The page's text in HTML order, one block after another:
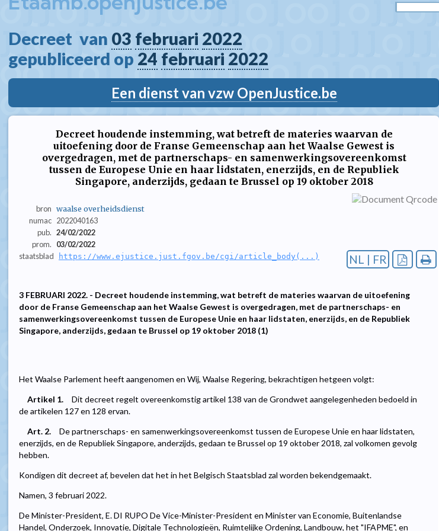
Decreet  van 03 februari 2022
gepubliceerd op 24 februari 2022
Een dienst van vzw OpenJustice.be
Decreet houdende instemming, wat betreft de materies waarvan de
uitoefening door de Franse Gemeenschap aan het Waalse Gewest is
overgedragen, met de partnerschaps- en samenwerkingsovereenkomst
tussen de Europese Unie en haar lidstaten, enerzijds, en de Republiek
Singapore, anderzijds, gedaan te Brussel op 19 oktober 2018
bron waalse overheidsdienst
numac 2022040163
pub. 24/02/2022
prom.
03/02/2022
staatsblad
https://www.ejustice.just.fgov.be/cgi/article_body(...) NL | FR
3 FEBRUARI 2022. - Decreet houdende instemming, wat betreft de materies waarvan de uitoefening
door de Franse Gemeenschap aan het Waalse Gewest is overgedragen, met de partnerschaps- en
samenwerkingsovereenkomst tussen de Europese Unie en haar lidstaten, enerzijds, en de Republiek
Singapore, anderzijds, gedaan te Brussel op 19 oktober 2018 (1)
Het Waalse Parlement heeft aangenomen en Wij, Waalse Regering, bekrachtigen hetgeen volgt:
Artikel 1.
Dit decreet regelt overeenkomstig artikel 138 van de Grondwet aangelegenheden bedoeld in
de artikelen 127 en 128 ervan.
Art. 2.
De partnerschaps- en samenwerkingsovereenkomst tussen de Europese Unie en haar lidstaten,
enerzijds, en de Republiek Singapore, anderzijds, gedaan te Brussel op 19 oktober 2018, zal volkomen gevolg
hebben.
Kondigen dit decreet af, bevelen dat het in het Belgisch Staatsblad zal worden bekendgemaakt.
Namen, 3 februari 2022.
De Minister-President, E. DI RUPO De Vice-Minister-President en Minister van Economie, Buitenlandse
Handel, Onderzoek, Innovatie, Digitale Technologieën, Ruimtelijke Ordening, Landbouw, het "IFAPME", en